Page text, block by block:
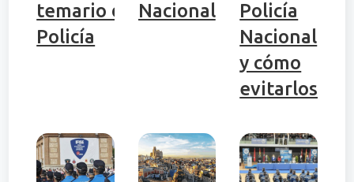
temario de
Policía
Nacional
Policía
Nacional
y cómo
evitarlos